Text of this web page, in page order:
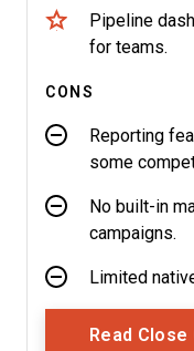
Pipeline
for teams.
CONS
Reporting
some
No built-in
campaigns.
Limited
Read Close